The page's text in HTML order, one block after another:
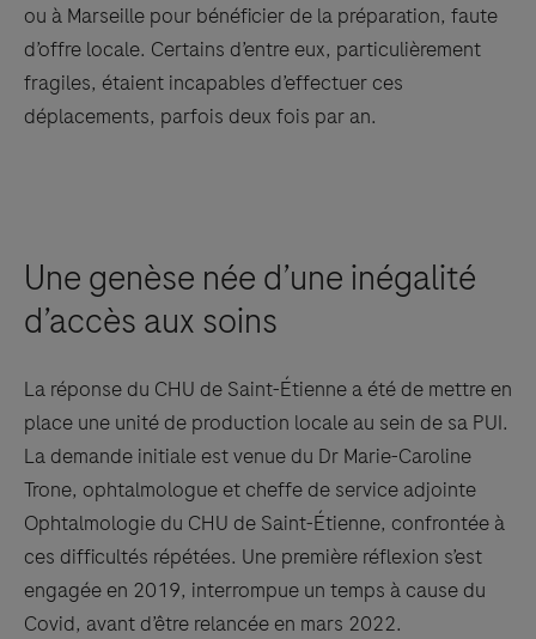
ou à Marseille pour bénéficier de la préparation, faute
d’offre locale. Certains d’entre eux, particulièrement
fragiles, étaient incapables d’effectuer ces
déplacements, parfois deux fois par an.
Something went wrong
Try again
Une genèse née d’une inégalité
d’accès aux soins
La réponse du CHU de Saint-Étienne a été de mettre en
place une unité de production locale au sein de sa PUI.
La demande initiale est venue du Dr Marie-Caroline
Trone, ophtalmologue et cheffe de service adjointe
Ophtalmologie du CHU de Saint-Étienne, confrontée à
ces difficultés répétées. Une première réflexion s’est
engagée en 2019, interrompue un temps à cause du
Covid, avant d’être relancée en mars 2022.